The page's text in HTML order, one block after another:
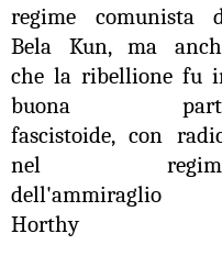
regime comunista
Bela Kun, ma
che la ribellione fu
buona
fascistoide, con
nel
dell'ammiraglio
Horthy